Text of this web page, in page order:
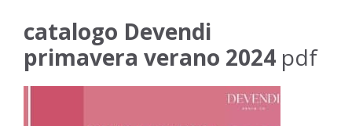
catalogo Devendi
primavera verano 2024 pdf